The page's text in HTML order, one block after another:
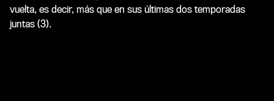
vuelta, es decir, más que en sus últimas dos temporadas
juntas (3).